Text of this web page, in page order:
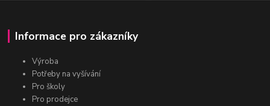
Informace pro zákazníky
Výroba
Potřeby na vyšívání
Pro školy
Pro prodejce